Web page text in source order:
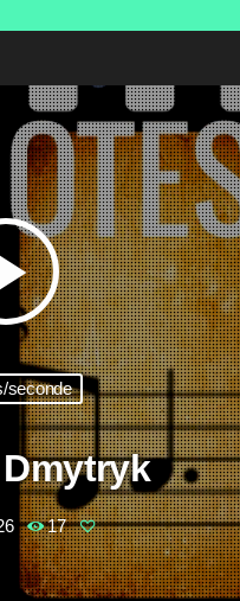
seconde
17